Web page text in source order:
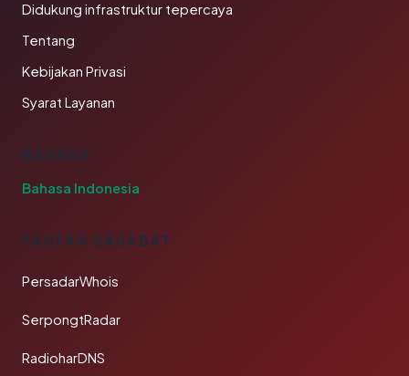
Didukung infrastruktur tepercaya
Tentang
Kebijakan Privasi
Syarat Layanan
BAHASA
Bahasa Indonesia
TAUTAN SAHABAT
PersadarWhois
SerpongtRadar
RadioharDNS